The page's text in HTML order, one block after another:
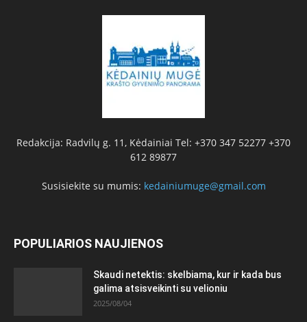
Redakcija: Radvilų g. 11, Kėdainiai Tel: +370 347 52277 +370
612 89877
Susisiekite su mumis: kedainiumuge@gmail.com
POPULIARIOS NAUJIENOS
Skaudi netektis: skelbiama, kur ir kada bus
galima atsisveikinti su velioniu
2025/08/04